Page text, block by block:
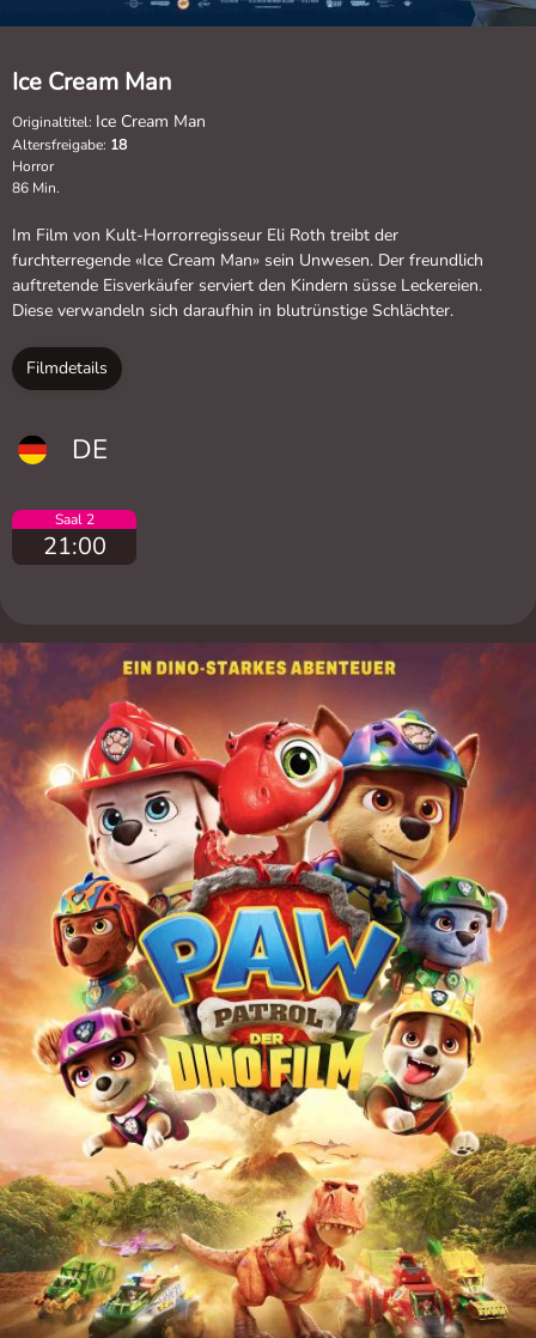
Ice Cream Man
Originaltitel: Ice Cream Man
Altersfreigabe: 18
Horror
86 Min.
Im Film von Kult-Horrorregisseur Eli Roth treibt der
furchterregende «Ice Cream Man» sein Unwesen. Der freundlich
auftretende Eisverkäufer serviert den Kindern süsse Leckereien.
Diese verwandeln sich daraufhin in blutrünstige Schlächter.
Filmdetails
DE
Saal 2
21:00